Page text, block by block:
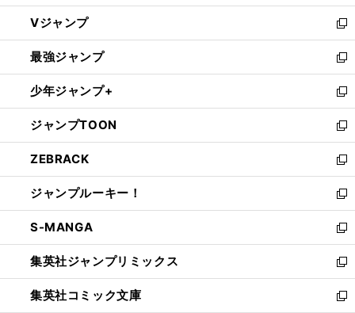
ウ
ィ
ン
ド
ウ
で
開
く
し
い
ウ
ィ
ン
ド
ウ
で
開
く
Vジャンプ
新
し
い
ウ
ィ
ン
ド
ウ
で
開
く
最強ジャンプ
新
し
い
ウ
ィ
ン
ド
ウ
で
開
く
少年ジャンプ+
新
し
い
ウ
ィ
ン
ド
ウ
で
開
く
ジャンプTOON
新
し
い
ウ
ィ
ン
ド
ウ
で
開
く
ZEBRACK
新
し
い
ウ
ィ
ン
ド
ウ
で
ジャンプルーキー！
新
し
い
ウ
ィ
ン
ド
S-MANGA
新
し
い
ウ
ィ
集英社ジャンプリミックス
新
し
い
集英社コミック文庫
新